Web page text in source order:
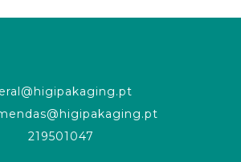
219501047